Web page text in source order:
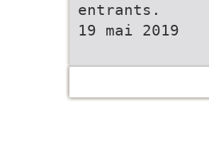
entrants.
19 mai 2019